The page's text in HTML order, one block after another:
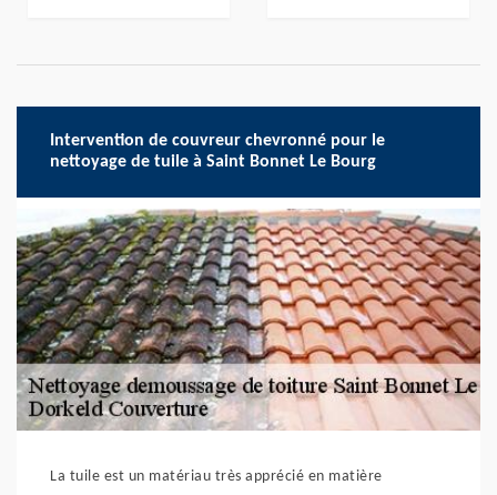
Intervention de couvreur chevronné pour le
nettoyage de tuile à Saint Bonnet Le Bourg
La tuile est un matériau très apprécié en matière